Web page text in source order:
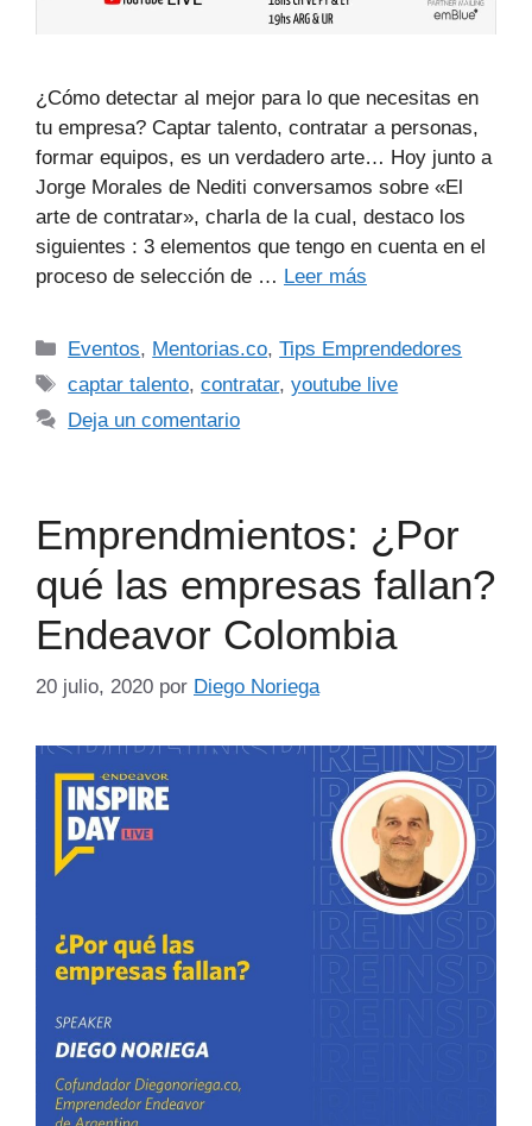
¿Cómo detectar al mejor para lo que necesitas en
tu empresa? Captar talento, contratar a personas,
formar equipos, es un verdadero arte… Hoy junto a
Jorge Morales de Nediti conversamos sobre «El
arte de contratar», charla de la cual, destaco los
siguientes : 3 elementos que tengo en cuenta en el
proceso de selección de … Leer más
Eventos, Mentorias.co,Tips Emprendedores
captar talento,contratar,youtube live
Deja un comentario
Emprendmientos: ¿Por
qué las empresas fallan?
Endeavor Colombia
20 julio, 2020 por Diego Noriega